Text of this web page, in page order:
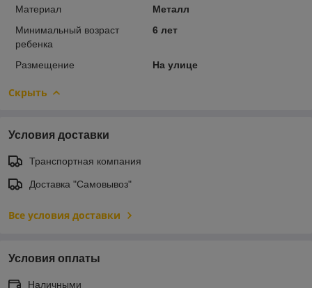
Материал
Металл
Минимальный возраст
ребенка
6 лет
Размещение На улице
Скрыть
Условия доставки
Транспортная компания
Доставка "Самовывоз"
Все условия доставки
Условия оплаты
Наличными